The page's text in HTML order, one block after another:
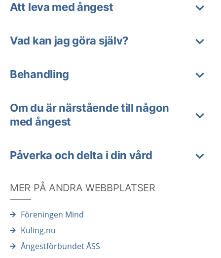
Att leva med ångest
Vad kan jag göra själv?
Behandling
Om du är närstående till någon
med ångest
Påverka och delta i din vård
MER PÅ ANDRA WEBBPLATSER
Föreningen Mind
Kuling.nu
Ångestförbundet ÅSS